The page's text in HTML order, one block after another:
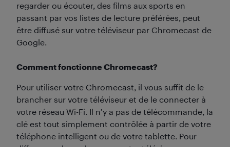
regarder ou écouter, des films aux sports en
passant par vos listes de lecture préférées, peut
être diffusé sur votre téléviseur par Chromecast de
Google.
Comment fonctionne Chromecast?
Pour utiliser votre Chromecast, il vous suffit de le
brancher sur votre téléviseur et de le connecter à
votre réseau Wi-Fi. Il n’y a pas de télécommande, la
clé est tout simplement contrôlée à partir de votre
téléphone intelligent ou de votre tablette. Pour